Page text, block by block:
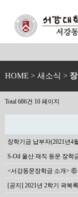
HOME > 새소식 >
Total 686건 10 페이지
장학기금 납부자(2021년4
S-Oil 울산 재직 동문 장학
<서강동문장학금 소개>
[공지] 2021년 2학기 곽복